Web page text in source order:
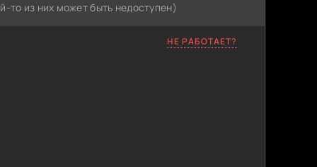
то из них может быть недоступен)
НЕ РАБОТАЕТ?